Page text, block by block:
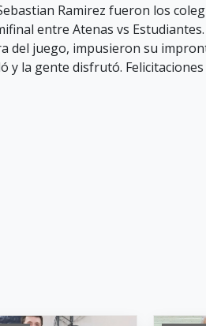
Ramirez fueron los
entre Atenas vs
del juego, impusieron su
la gente disfrutó.